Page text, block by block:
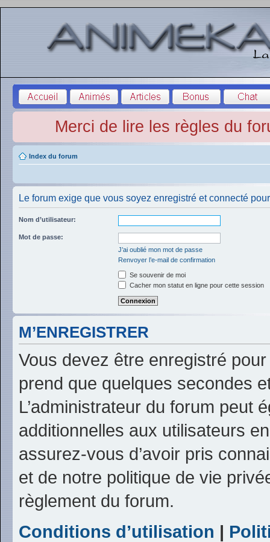
Merci de lire les règles du
Index du forum
Le forum exige que vous soyez enregistré et connecté
Nom d’utilisateur:
Mot de passe:
J’ai oublié mon mot de passe
Renvoyer l’e-mail de confirmation
Se souvenir de moi
Cacher mon statut en ligne pour cette session
M’ENREGISTRER
Vous devez être enregistré
prend que quelques secondes
L’administrateur du forum peut
additionnelles aux utilisateurs
assurez-vous d’avoir pris
et de notre politique de vie
règlement du forum.
Conditions d’utilisation |